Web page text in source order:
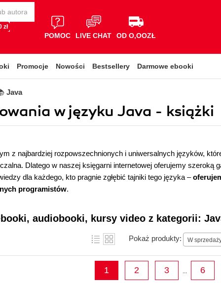
zł
POMOC LIVE CHAT OD O,OOZŁ
Promocje Nowości Bestsellery Darmowe ebooki
Java
w języku Java - książki
z najbardziej rozpowszechnionych i uniwersalnych języków,
Dlatego w naszej księgarni internetowej oferujemy szeroką
dla każdego, kto pragnie zgłębić tajniki tego języka –
programistów.
audiobooki, kursy video z kategorii:
Pokaż produkty: W
1 2 3 ... 6